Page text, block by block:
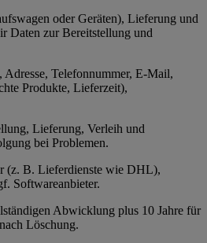
oder Geräten), Lieferung und
Daten zur Bereitstellung und
Adresse, Telefonnummer, E-Mail,
Produkte, Lieferzeit),
Lieferung, Verleih und
bei Problemen.
(z. B. Lieferdienste wie DHL),
Softwareanbieter.
Abwicklung plus 10 Jahre für
Löschung.